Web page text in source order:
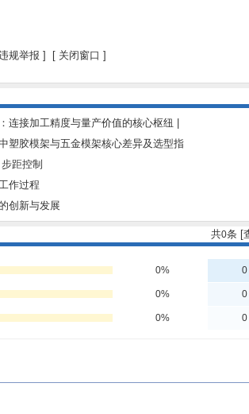
规举报 ] [ 关闭窗口 ]
连接加工精度与量产价值的核心枢纽 |
塑胶模架与五金模架核心差异及选型指
距控制
作过程
创新与发展
共0条 [